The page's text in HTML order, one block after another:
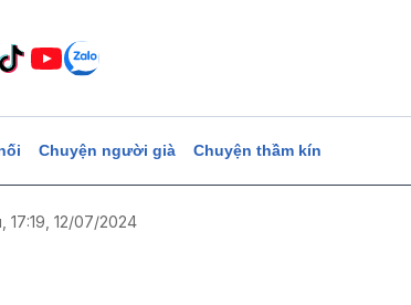
Chuyện người già Chuyện thầm kín
17:19, 12/07/2024